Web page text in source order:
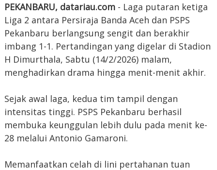
PEKANBARU, datariau.com - Laga putaran ketiga
Liga 2 antara Persiraja Banda Aceh dan PSPS
Pekanbaru berlangsung sengit dan berakhir
imbang 1-1. Pertandingan yang digelar di Stadion
H Dimurthala, Sabtu (14/2/2026) malam,
menghadirkan drama hingga menit-menit akhir.
Sejak awal laga, kedua tim tampil dengan
intensitas tinggi. PSPS Pekanbaru berhasil
membuka keunggulan lebih dulu pada menit ke-
28 melalui Antonio Gamaroni.
Memanfaatkan celah di lini pertahanan tuan